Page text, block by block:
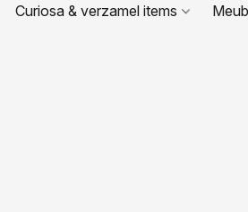
Curiosa & verzamel items